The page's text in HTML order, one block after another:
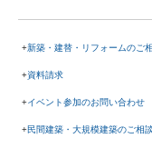
+新築・建替・リフォームのご
+資料請求
+イベント参加のお問い合わせ
+民間建築・大規模建築のご相談